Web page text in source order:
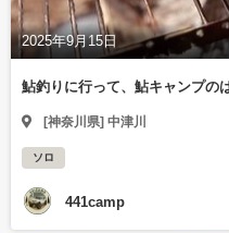
2025年9月15日
鮎釣りに行って、鮎キャンプの
[神奈川県] 中津川
ソロ
441camp